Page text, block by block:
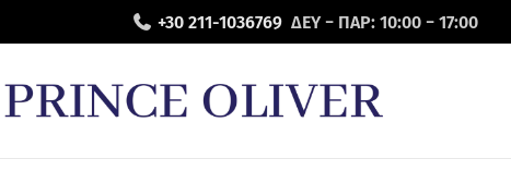
+30 211-1036769 ΔΕΥ − ΠΑΡ: 10:00 − 17:00